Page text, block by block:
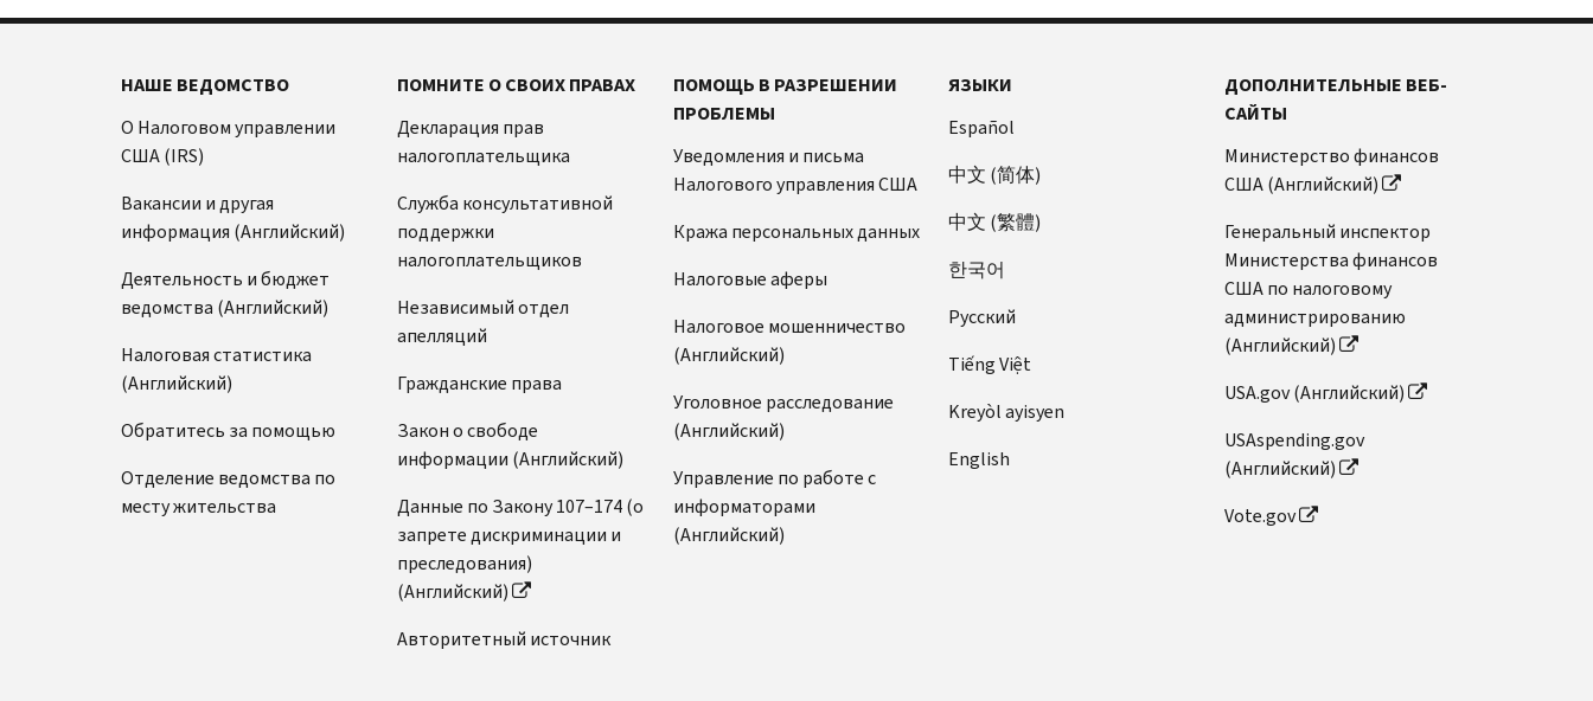
НАШЕ ВЕДОМСТВО
О Налоговом управлении
США (IRS)
Вакансии и другая
информация (Английский)
Деятельность и бюджет
ведомства (Английский)
Налоговая статистика
(Английский)
Обратитесь за помощью
Отделение ведомства по
месту жительства
ПОМНИТЕ О СВОИХ ПРАВАХ
Декларация прав
налогоплательщика
Служба консультативной
поддержки
налогоплательщиков
Независимый отдел
апелляций
Гражданские права
Закон о свободе
информации (Английский)
Данные по Закону 107–174 (о
запрете дискриминации и
преследования)
(Английский)
Авторитетный источник
ПОМОЩЬ В РАЗРЕШЕНИИ
ПРОБЛЕМЫ
Уведомления и письма
Налогового управления США
Кража персональных данных
Налоговые аферы
Налоговое мошенничество
(Английский)
Уголовное расследование
(Английский)
Управление по работе с
информаторами
(Английский)
ЯЗЫКИ
Español
中文 (简体)
中文 (繁體)
한국어
Pусский
Tiếng Việt
Kreyòl ayisyen
English
ДОПОЛНИТЕЛЬНЫЕ ВЕБ-
САЙТЫ
Министерство финансов
США (Английский)
Генеральный инспектор
Министерства финансов
США по налоговому
администрированию
(Английский)
USA.gov (Английский)
USAspending.gov
(Английский)
Vote.gov